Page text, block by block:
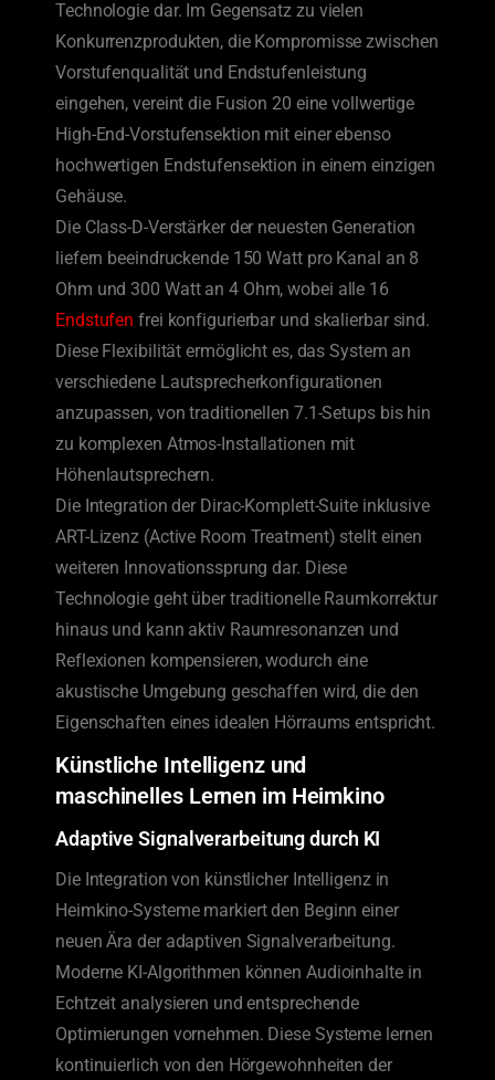
Technologie dar. Im Gegensatz zu vielen
Konkurrenzprodukten, die Kompromisse zwischen
Vorstufenqualität und Endstufenleistung
eingehen, vereint die Fusion 20 eine vollwertige
High-End-Vorstufensektion mit einer ebenso
hochwertigen Endstufensektion in einem einzigen
Gehäuse.
Die Class-D-Verstärker der neuesten Generation
liefern beeindruckende 150 Watt pro Kanal an 8
Ohm und 300 Watt an 4 Ohm, wobei alle 16
Endstufen frei konfigurierbar und skalierbar sind.
Diese Flexibilität ermöglicht es, das System an
verschiedene Lautsprecherkonfigurationen
anzupassen, von traditionellen 7.1-Setups bis hin
zu komplexen Atmos-Installationen mit
Höhenlautsprechern.
Die Integration der Dirac-Komplett-Suite inklusive
ART-Lizenz (Active Room Treatment) stellt einen
weiteren Innovationssprung dar. Diese
Technologie geht über traditionelle Raumkorrektur
hinaus und kann aktiv Raumresonanzen und
Reflexionen kompensieren, wodurch eine
akustische Umgebung geschaffen wird, die den
Eigenschaften eines idealen Hörraums entspricht.
Künstliche Intelligenz und
maschinelles Lernen im Heimkino
Adaptive Signalverarbeitung durch KI
Die Integration von künstlicher Intelligenz in
Heimkino-Systeme markiert den Beginn einer
neuen Ära der adaptiven Signalverarbeitung.
Moderne KI-Algorithmen können Audioinhalte in
Echtzeit analysieren und entsprechende
Optimierungen vornehmen. Diese Systeme lernen
kontinuierlich von den Hörgewohnheiten der